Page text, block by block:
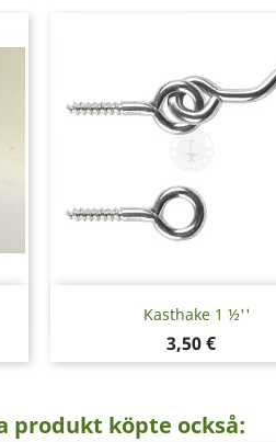
Kasthake 1 ½''
Pris
3,50 €
Snabbvy
produkt köpte också: